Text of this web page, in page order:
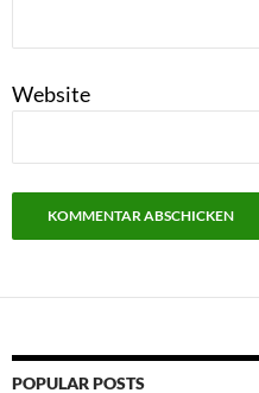
Website
POPULAR POSTS